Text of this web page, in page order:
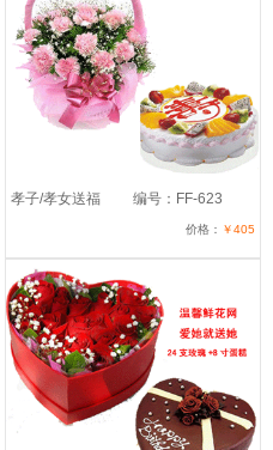
孝子/孝女送福 编号：FF-623
价格： ￥405